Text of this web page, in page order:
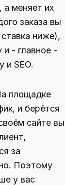
а меняет их
заказа вы
ниже),
и - главное -
и SEO.
площадке
и берётся
сайте вы
за
Поэтому
у вас